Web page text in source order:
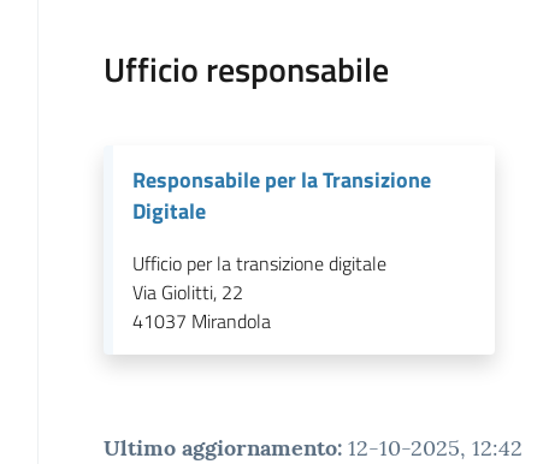
Ufficio responsabile
Responsabile per la Transizione
Digitale
Ufficio per la transizione digitale
Via Giolitti, 22
41037 Mirandola
Ultimo aggiornamento: 12-10-2025, 12:42